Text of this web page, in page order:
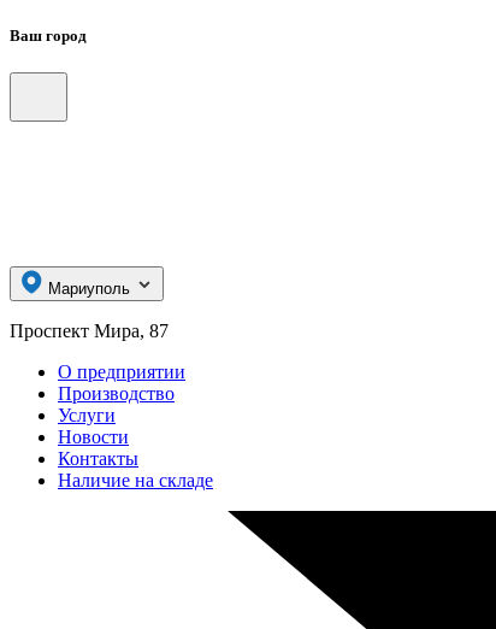
Ваш город
Мариуполь
Проспект Мира, 87
О предприятии
Производство
Услуги
Новости
Контакты
Наличие на складе